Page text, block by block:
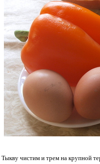
Тыкву чистим и трем на крупной